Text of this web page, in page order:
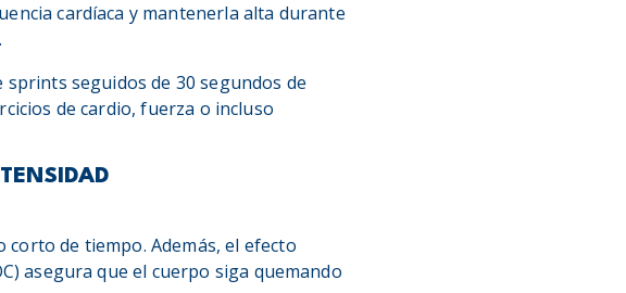
cardíaca y mantenerla alta durante
seguidos de 30 segundos de
de cardio, fuerza o incluso
corto de tiempo. Además, el efecto
asegura que el cuerpo siga quemando